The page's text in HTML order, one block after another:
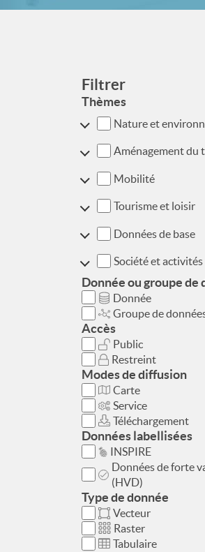
Filtrer
Thèmes
Nature et
Aménagement du
Mobilité
Tourisme et loisir
Données de base
Société et activités
Donnée ou groupe de
Donnée
Groupe de
Accès
Public
Restreint
Modes de diffusion
Carte
Service
Téléchargement
Données labellisées
INSPIRE
Données de forte
(HVD)
Type de donnée
Vecteur
Raster
Tabulaire